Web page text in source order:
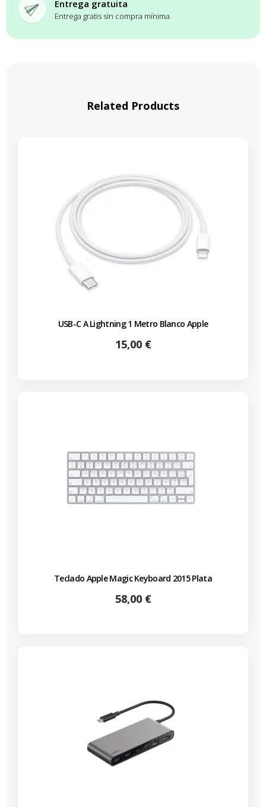
Entrega gratuita
Entrega gratis sin compra mínima
Related Products
USB-C A Lightning 1 Metro Blanco Apple
Precio
15,00 €
Teclado Apple Magic Keyboard 2015 Plata
Precio
58,00 €